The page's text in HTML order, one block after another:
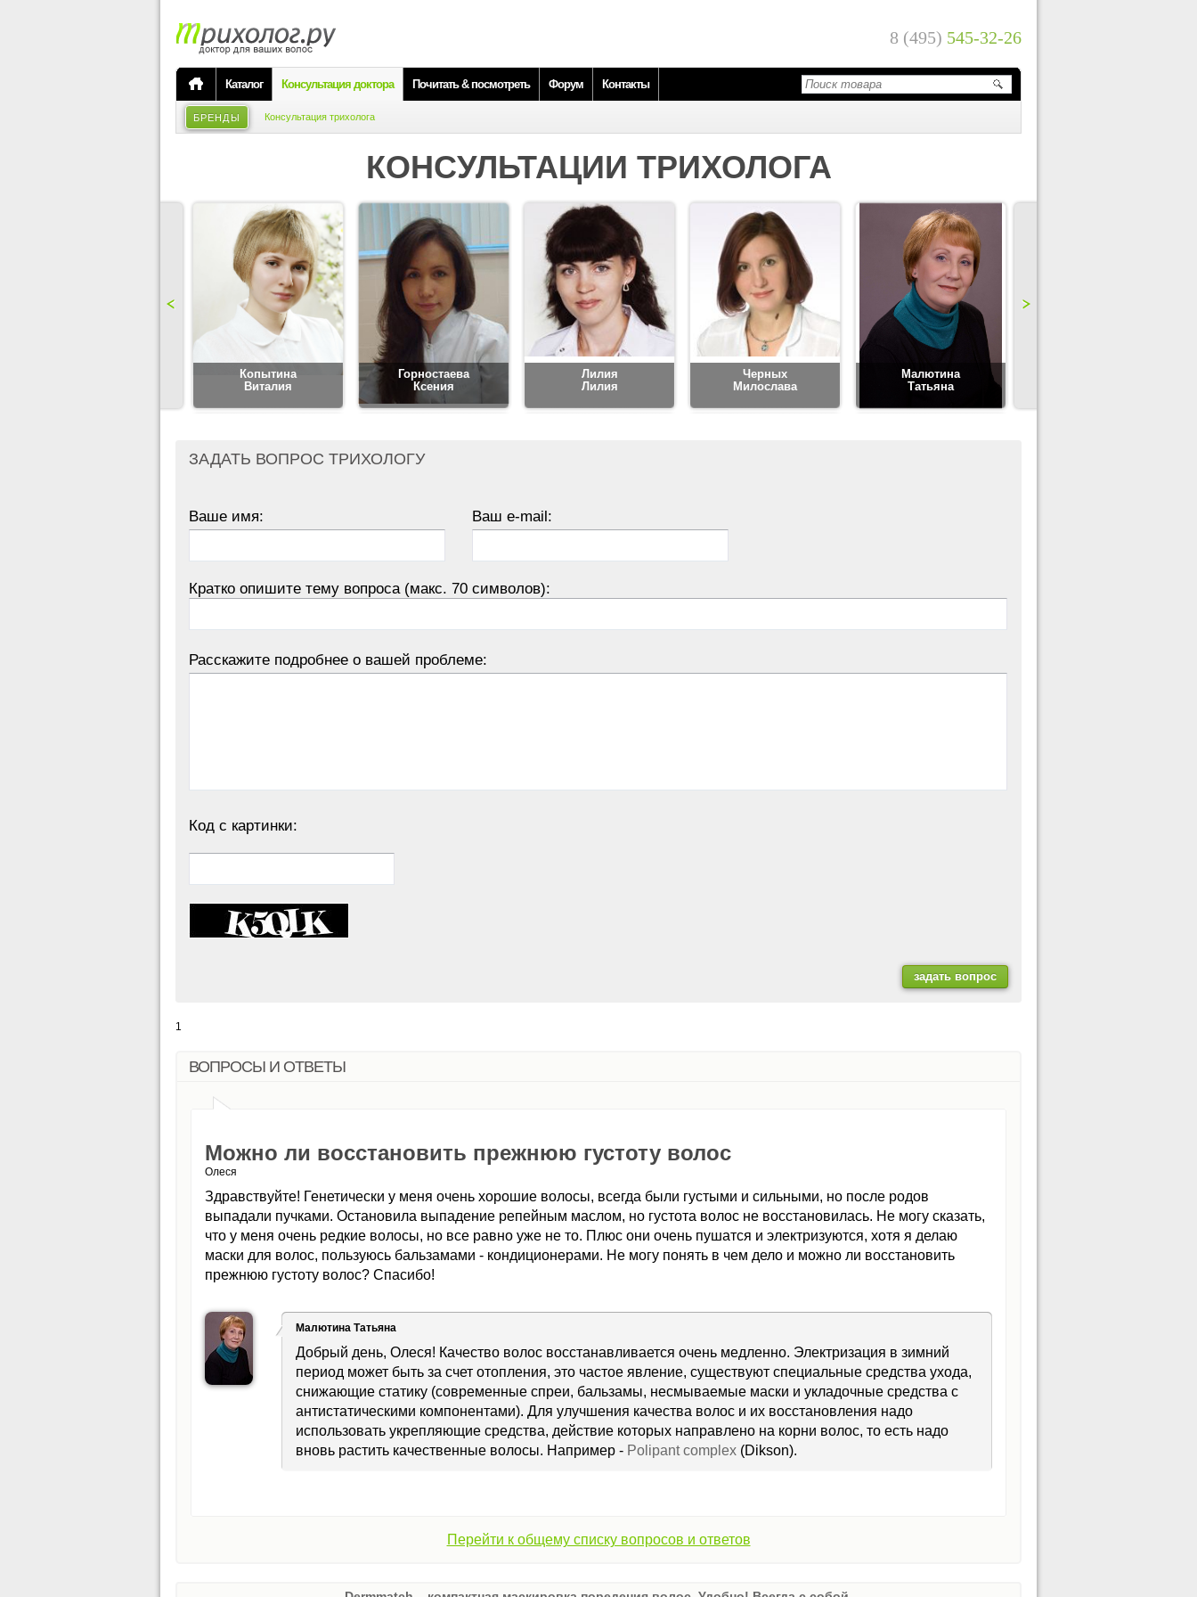
8 (495) 545-32-26
Каталог Консультация доктора Почитать & посмотреть Форум Контакты
БРЕНДЫ Консультация трихолога
КОНСУЛЬТАЦИИ ТРИХОЛОГА
Копытина
Виталия
Горностаева
Ксения
Лилия
Лилия
Черных
Милослава
Малютина
Татьяна
ЗАДАТЬ ВОПРОС ТРИХОЛОГУ
Ваше имя: Ваш e-mail:
Кратко опишите тему вопроса (макс. 70 символов):
Расскажите подробнее о вашей проблеме:
Код с картинки:
1
ВОПРОСЫ И ОТВЕТЫ
Можно ли восстановить прежнюю густоту волос
Олеся
Здравствуйте! Генетически у меня очень хорошие волосы, всегда были густыми и сильными, но после родов
выпадали пучками. Остановила выпадение репейным маслом, но густота волос не восстановилась. Не могу сказать,
что у меня очень редкие волосы, но все равно уже не то. Плюс они очень пушатся и электризуются, хотя я делаю
маски для волос, пользуюсь бальзамами - кондиционерами. Не могу понять в чем дело и можно ли восстановить
прежнюю густоту волос? Спасибо!
Малютина Татьяна
Добрый день, Олеся! Качество волос восстанавливается очень медленно. Электризация в зимний
период может быть за счет отопления, это частое явление, существуют специальные средства ухода,
снижающие статику (современные спреи, бальзамы, несмываемые маски и укладочные средства с
антистатическими компонентами). Для улучшения качества волос и их восстановления надо
использовать укрепляющие средства, действие которых направлено на корни волос, то есть надо
вновь растить качественные волосы. Например - Polipant complex (Dikson).
Перейти к общему списку вопросов и ответов